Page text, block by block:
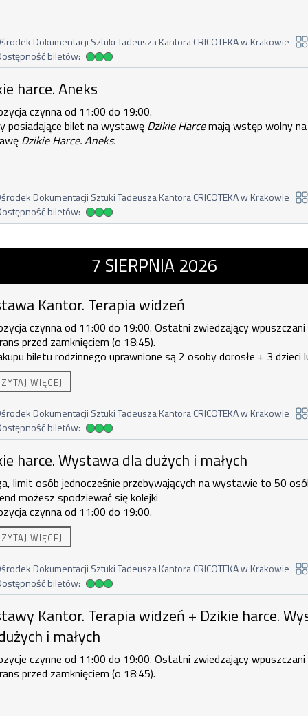
Dokumentacji Sztuki Tadeusza Kantora CRICOTEKA w Krakowie
biletów:
biletów
Aneks , 6 sierpnia 2026, godzina
harce. Aneks
czynna od 11:00 do 19:00.
posiadające bilet na wystawę Dzikie Harcemają wstęp wolny na
Dzikie Harce. Aneks.
Dokumentacji Sztuki Tadeusza Kantora CRICOTEKA w Krakowie
biletów:
biletów
7 SIERPNIA 2026
Kantor. Terapia widzeń
czynna od 11:00 do 19:00. Ostatni zwiedzający
przed zamknięciem (o 18:45).
biletu rodzinnego uprawnione są 2 osoby dorosłe + 3 dzieci
+ 4 dzieci.
WIĘCEJ
Dokumentacji Sztuki Tadeusza Kantora CRICOTEKA w Krakowie
biletów:
biletów
Wystawa dla dużych i małych , 7
harce. Wystawa dla dużych i małych
limit osób jednocześnie przebywających na wystawie to 50
możesz spodziewać się kolejki
czynna od 11:00 do 19:00.
biletu rodzinnego uprawnione są
+ 4 dzieci.
WIĘCEJ
Dokumentacji Sztuki Tadeusza Kantora CRICOTEKA w Krakowie
biletów:
biletów
Terapia widzeń + Dzikie
Kantor. Terapia widzeń + Dzikie harce.
i małych
czynne od 11:00 do 19:00. Ostatni zwiedzający
przed zamknięciem (o 18:45).